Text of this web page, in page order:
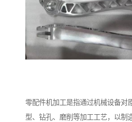
零配件机加工是指通过机械设备对
型、钻孔、磨削等加工工艺，以制